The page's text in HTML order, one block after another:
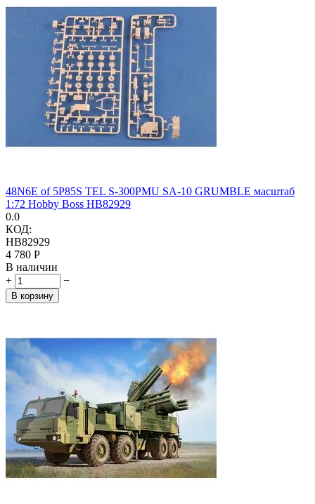
48N6E of 5P85S TEL S-300PMU SA-10 GRUMBLE масштаб
1:72 Hobby Boss HB82929
0.0
КОД:
HB82929
4 780 Р
В наличии
+
−
В корзину